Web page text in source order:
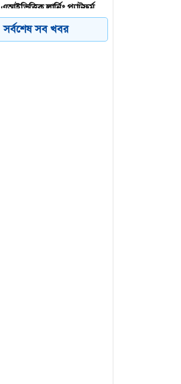
এআইভিত্তিক লার্নিং প্ল্যাটফর্ম
'বিডিএআই স্কুল' চালু
সর্বশেষ সব খবর